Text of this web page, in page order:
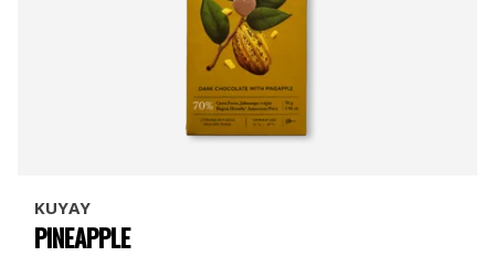
KUYAY
PINEAPPLE